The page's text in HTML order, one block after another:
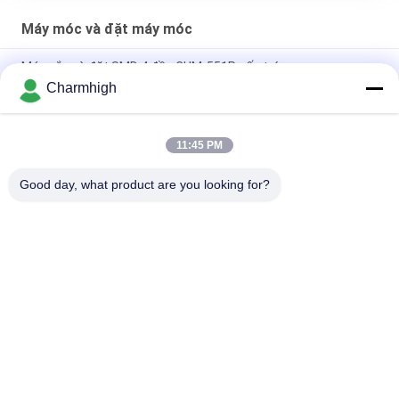
Máy móc và đặt máy móc
Máy gắp và đặt SMD 4 đầu CHM-551P cấu trúc gang
Thiết kế hẹp Mô-đun TC06 độ chính xác cao Máy gắp và đặt
SMT 6 đầu Hỗ trợ 01005
Charmhigh TM08 PCBA sản xuất SMT Chip Mounter
Charmhigh
11:45 PM
Good day, what product are you looking for?